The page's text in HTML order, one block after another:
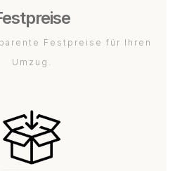
Festpreise für Ihren
Umzug.